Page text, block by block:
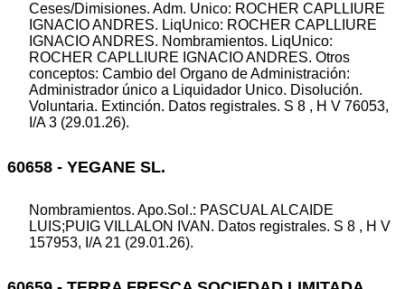
Ceses/Dimisiones. Adm. Unico: ROCHER CAPLLIURE
IGNACIO ANDRES. LiqUnico: ROCHER CAPLLIURE
IGNACIO ANDRES. Nombramientos. LiqUnico:
ROCHER CAPLLIURE IGNACIO ANDRES. Otros
conceptos: Cambio del Organo de Administración:
Administrador único a Liquidador Unico. Disolución.
Voluntaria. Extinción. Datos registrales. S 8 , H V 76053,
I/A 3 (29.01.26).
60658 - YEGANE SL.
Nombramientos. Apo.Sol.: PASCUAL ALCAIDE
LUIS;PUIG VILLALON IVAN. Datos registrales. S 8 , H V
157953, I/A 21 (29.01.26).